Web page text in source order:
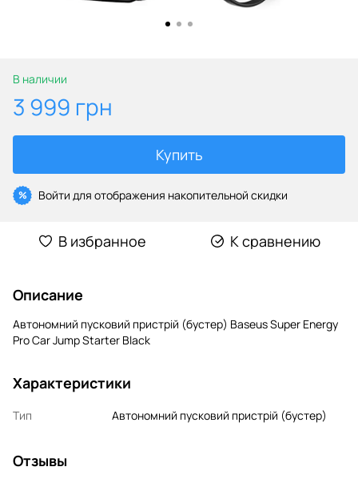
В наличии
3 999 грн
Купить
% Войти для отображения накопительной скидки
В избранное К сравнению
Описание
Автономний пусковий пристрій (бустер) Baseus Super Energy
Pro Car Jump Starter Black
Характеристики
Тип Автономний пусковий пристрій (бустер)
Отзывы